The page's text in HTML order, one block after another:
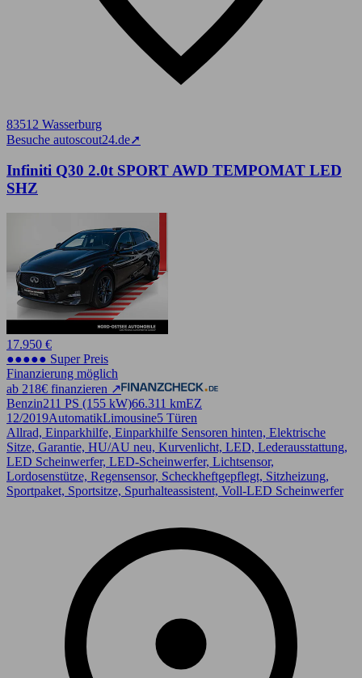
83512 Wasserburg
Besuche autoscout24.de➚
Infiniti Q30 2.0t SPORT AWD TEMPOMAT LED
SHZ
17.950 €
●●●●● Super Preis
Finanzierung möglich
ab 218€ finanzieren ↗
Benzin211 PS (155 kW)66.311 kmEZ
12/2019AutomatikLimousine5 Türen
Allrad, Einparkhilfe, Einparkhilfe Sensoren hinten, Elektrische
Sitze, Garantie, HU/AU neu, Kurvenlicht, LED, Lederausstattung,
LED Scheinwerfer, LED-Scheinwerfer, Lichtsensor,
Lordosenstütze, Regensensor, Scheckheftgepflegt, Sitzheizung,
Sportpaket, Sportsitze, Spurhalteassistent, Voll-LED Scheinwerfer